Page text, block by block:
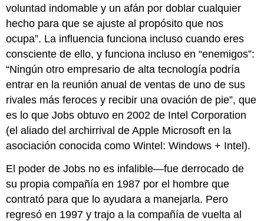
voluntad indomable y un afán por doblar cualquier
hecho para que se ajuste al propósito que nos
ocupa”. La influencia funciona incluso cuando eres
consciente de ello, y funciona incluso en “enemigos”:
“Ningún otro empresario de alta tecnología podría
entrar en la reunión anual de ventas de uno de sus
rivales más feroces y recibir una ovación de pie”, que
es lo que Jobs obtuvo en 2002 de Intel Corporation
(el aliado del archirrival de Apple Microsoft en la
asociación conocida como Wintel: Windows + Intel).
El poder de Jobs no es infalible—fue derrocado de
su propia compañía en 1987 por el hombre que
contrató para que lo ayudara a manejarla. Pero
regresó en 1997 y trajo a la compañía de vuelta al